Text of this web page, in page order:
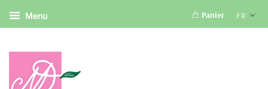
Menu FR
Panier